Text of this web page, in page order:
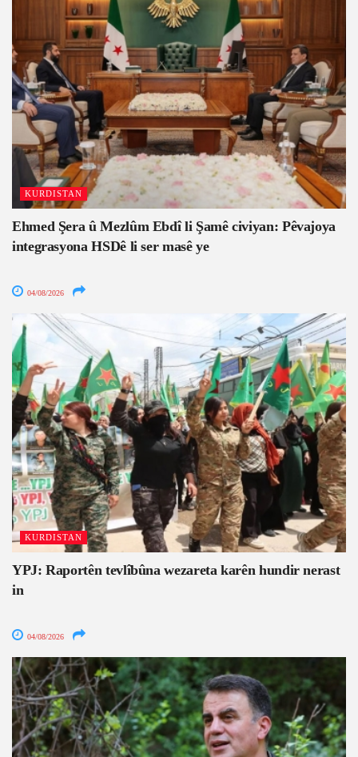
KURDISTAN
Ehmed Şera û Mezlûm Ebdî li Şamê civiyan: Pêvajoya
integrasyona HSDê li ser masê ye
04/08/2026
KURDISTAN
YPJ: Raportên tevlîbûna wezareta karên hundir nerast
in
04/08/2026